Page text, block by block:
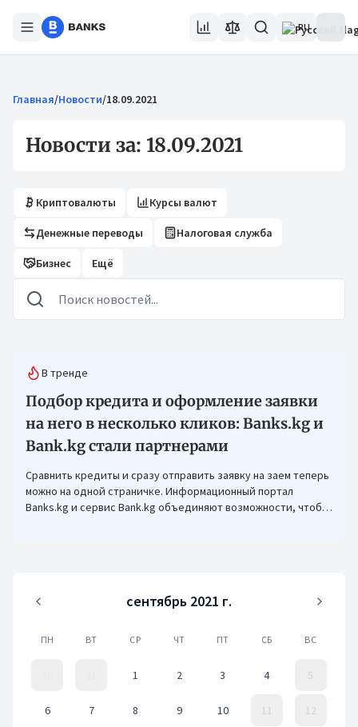
RU
Главная/Новости/18.09.2021
Новости за: 18.09.2021
Криптовалюты Курсы валют
Денежные переводы Налоговая служба
Бизнес Ещё
В тренде
Подбор кредита и оформление заявки
на него в несколько кликов: Banks.kg и
Bank.kg стали партнерами
Сравнить кредиты и сразу отправить заявку на заем теперь
можно на одной страничке. Информационный портал
Banks.kg и сервис Bank.kg объединяют возможности, чтобы
сентябрь 2021 г.
ПН ВТ СР ЧТ ПТ СБ ВС
1 2 3 4 5
6 7 8 9 10 11 12